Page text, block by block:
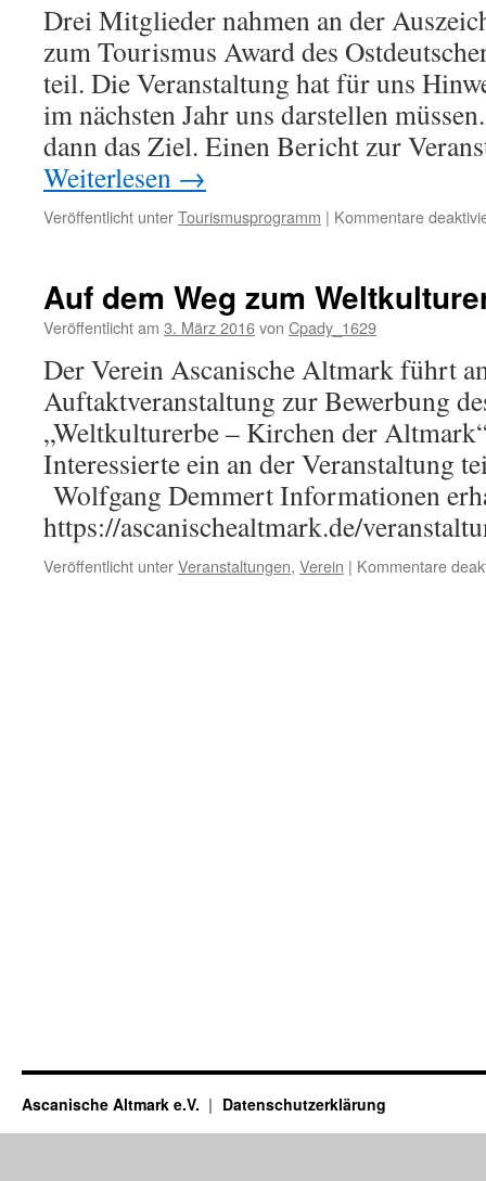
Drei Mitglieder nahmen an der
zum Tourismus Award des
teil. Die Veranstaltung hat für uns
im nächsten Jahr uns darstellen
dann das Ziel. Einen Bericht zur
Weiterlesen →
Veröffentlicht unterTourismusprogramm | Kommentare
Auf dem Weg zum
Veröffentlicht am 3. März 2016von Cpady_1629
Der Verein Ascanische Altmark führt
Auftaktveranstaltung zur Bewerbung
„Weltkulturerbe – Kirchen der
Interessierte ein an der Veranstaltung
Wolfgang Demmert Informationen
https://ascanischealtmark.de/
Veröffentlicht unterVeranstaltungen, Verein | Kommentare
Ascanische Altmark e.V. Datenschutzerklärung